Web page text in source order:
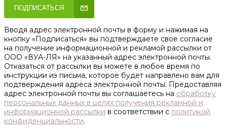
ПОДПИСАТЬСЯ
Вводя адрес электронной почты в форму и нажимая на
кнопку «Подписаться» вы подтверждаете свое согласие
на получение информационной и рекламой рассылки от
ООО «ВУА-ЛЯ» на указанный адрес электронной почты.
Отказаться от рассылки вы можете в любое время по
инструкции из письма, которое будет направлено вам для
подтверждения адреса электронной почты. Предоставляя
адрес электронной почты вы соглашаетесь на обработку
персональных данных в целях получения рекламной и
информационной рассылки в соответствии с политикой
конфиденциальности.